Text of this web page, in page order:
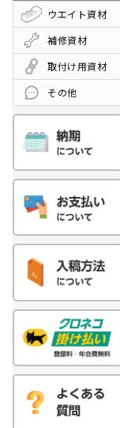
ウエイト資材
補修資材
取付け用資材
その他